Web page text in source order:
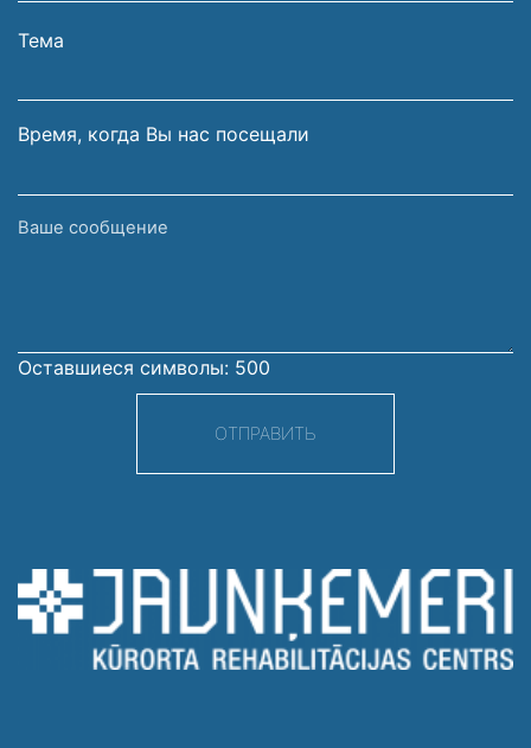
фамилия
Вашей
электронной
Тема
Время, когда Вы нас посещали
Ваше
Оставшиеся символы: 500
ОТПРАВИТЬ